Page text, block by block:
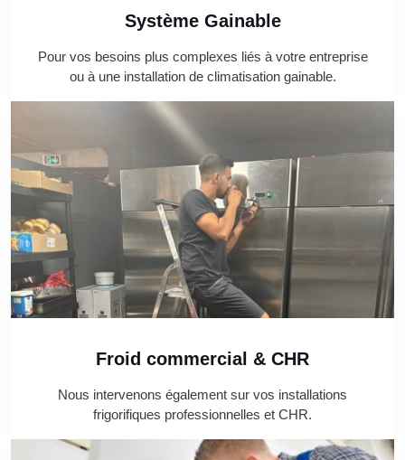
Système Gainable
Pour vos besoins plus complexes liés à votre entreprise
ou à une installation de climatisation gainable.
Froid commercial & CHR
Nous intervenons également sur vos installations
frigorifiques professionnelles et CHR.